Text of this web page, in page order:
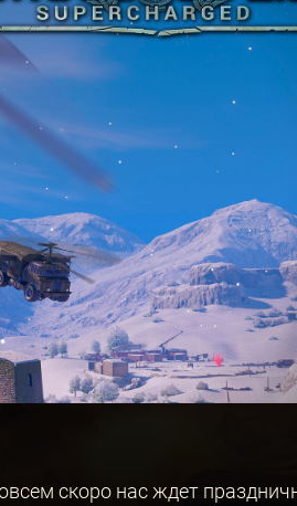
скоро нас ждет